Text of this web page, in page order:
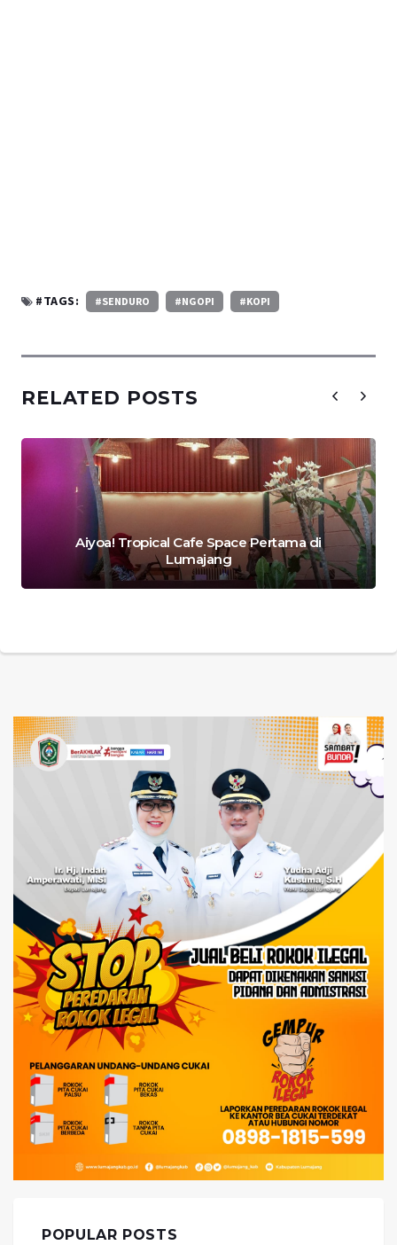
#TAGS: #SENDURO #NGOPI #KOPI
RELATED POSTS
Aiyoa! Tropical Cafe Space Pertama di
Lumajang
POPULAR POSTS